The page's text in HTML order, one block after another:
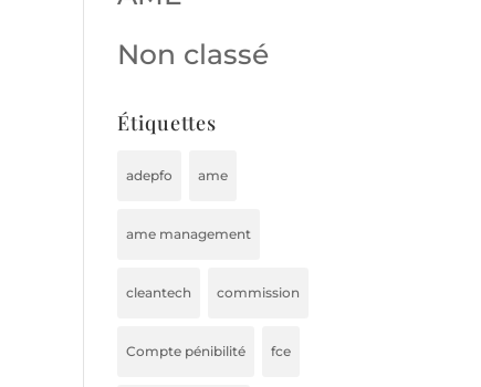
Non classé
Étiquettes
adepfo ame
ame management
cleantech commission
Compte pénibilité fce